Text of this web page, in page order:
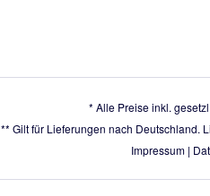
* Alle Preise inkl.
** Gilt für Lieferungen nach Deutschland.
Impressum|